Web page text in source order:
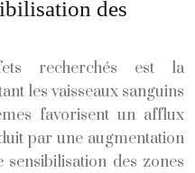
des
recherchés est la
les vaisseaux sanguins
favorisent un afflux
par une augmentation
sensibilisation des zones